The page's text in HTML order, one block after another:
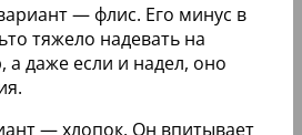
— флис. Его минус в
тяжело надевать на
а даже если и надел, оно
— хлопок. Он впитывает